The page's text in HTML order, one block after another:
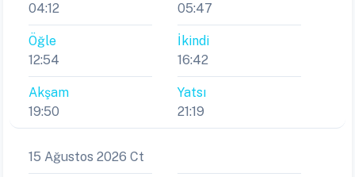
04:12
05:47
Öğle
12:54
İkindi
16:42
Akşam
19:50
Yatsı
21:19
15 Ağustos 2026 Ct